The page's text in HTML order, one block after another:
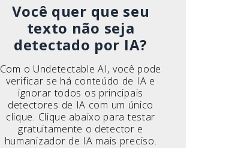
Você quer que seu
texto não seja
detectado por IA?
Com o Undetectable AI, você pode
verificar se há conteúdo de IA e
ignorar todos os principais
detectores de IA com um único
clique. Clique abaixo para testar
gratuitamente o detector e
humanizador de IA mais preciso.